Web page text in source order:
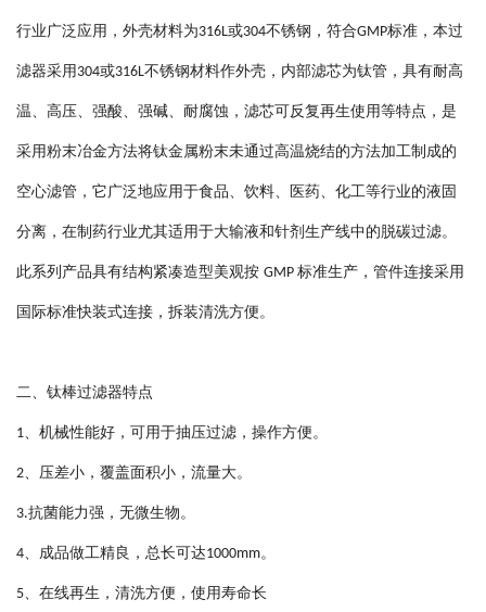
行业广泛应用，外壳材料为316L或304不锈钢，符合GMP标准，本过
滤器采用 304或316L不锈钢材料作外壳，内部滤芯为钛管，具有耐高
温、高压、强酸、强碱、耐腐蚀，滤芯可反复再生使用等特点，是
采用粉末冶金方法将钛金属粉末未通过高温烧结的方法加工制成的
空心滤管，它广泛地应用于食品、饮料、医药、化工等行业的液固
分离，在制药行业尤其适用于大输液和针剂生产线中的脱碳过滤。
此系列产品具有结构紧凑造型美观按 GMP 标准生产，管件连接采用
国际标准快装式连接，拆装清洗方便。
二、钛棒过滤器特点
1、机械性能好，可用于抽压过滤，操作方便。
2、压差小，覆盖面积小，流量大。
3.抗菌能力强，无微生物。
4、成品做工精良，总长可达1000mm。
5、 在线再生，清洗方便，使用寿命长